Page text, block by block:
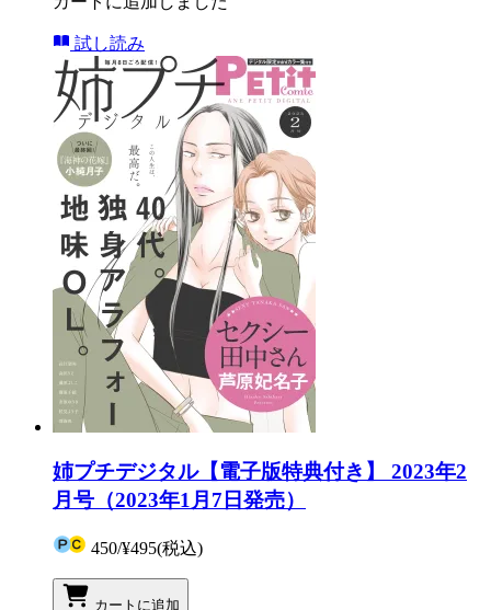
試し読み
姉プチデジタル【電子版特典付き】 2023年2
月号（2023年1月7日発売）
450/¥495(税込)
カートに追加